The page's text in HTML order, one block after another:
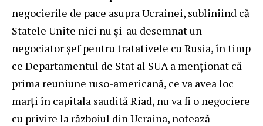
negocierile de pace asupra Ucrainei, subliniind că
Statele Unite nici nu şi-au desemnat un
negociator şef pentru tratativele cu Rusia, în timp
ce Departamentul de Stat al SUA a menţionat că
prima reuniune ruso-americană, ce va avea loc
marţi în capitala saudită Riad, nu va fi o negociere
cu privire la războiul din Ucraina, notează